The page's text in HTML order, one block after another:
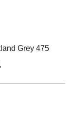
Grey 475